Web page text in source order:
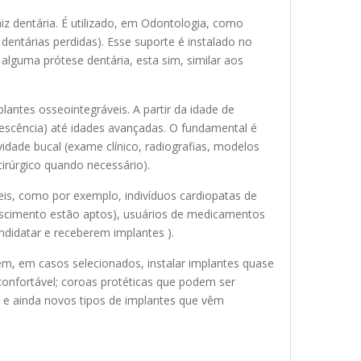
dentária. É utilizado, em Odontologia, como
perdidas). Esse suporte é instalado no
prótese dentária, esta sim, similar aos
osseointegráveis. A partir da idade de
até idades avançadas. O fundamental é
bucal (exame clínico, radiografias, modelos
quando necessário).
como por exemplo, indivíduos cardiopatas de
estão aptos), usuários de medicamentos
e receberem implantes ).
em casos selecionados, instalar implantes quase
coroas protéticas que podem ser
ainda novos tipos de implantes que vêm